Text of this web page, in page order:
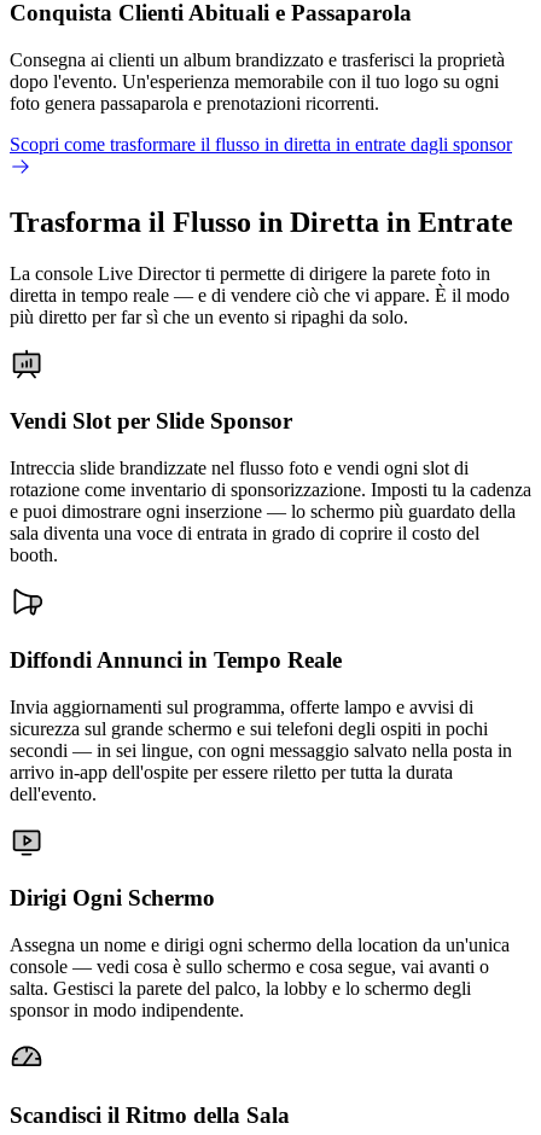
Conquista Clienti Abituali e Passaparola
Consegna ai clienti un album brandizzato e trasferisci la proprietà
dopo l'evento. Un'esperienza memorabile con il tuo logo su ogni
foto genera passaparola e prenotazioni ricorrenti.
Scopri come trasformare il flusso in diretta in entrate dagli sponsor
Trasforma il Flusso in Diretta in Entrate
La console Live Director ti permette di dirigere la parete foto in
diretta in tempo reale — e di vendere ciò che vi appare. È il modo
più diretto per far sì che un evento si ripaghi da solo.
Vendi Slot per Slide Sponsor
Intreccia slide brandizzate nel flusso foto e vendi ogni slot di
rotazione come inventario di sponsorizzazione. Imposti tu la cadenza
e puoi dimostrare ogni inserzione — lo schermo più guardato della
sala diventa una voce di entrata in grado di coprire il costo del
booth.
Diffondi Annunci in Tempo Reale
Invia aggiornamenti sul programma, offerte lampo e avvisi di
sicurezza sul grande schermo e sui telefoni degli ospiti in pochi
secondi — in sei lingue, con ogni messaggio salvato nella posta in
arrivo in-app dell'ospite per essere riletto per tutta la durata
dell'evento.
Dirigi Ogni Schermo
Assegna un nome e dirigi ogni schermo della location da un'unica
console — vedi cosa è sullo schermo e cosa segue, vai avanti o
salta. Gestisci la parete del palco, la lobby e lo schermo degli
sponsor in modo indipendente.
Scandisci il Ritmo della Sala